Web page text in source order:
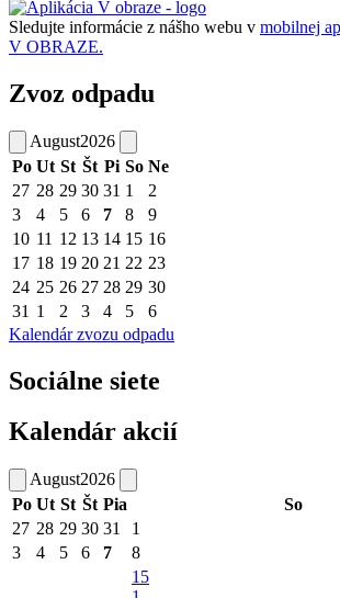
Sledujte informácie z nášho webu v mobilnej
V OBRAZE.
Zvoz odpadu
August2026
Po Ut St Št Pi So Ne
27 28 29 30 31 1
2
3
4 5 6 7 8
9
10 11 12 13 14 15 16
17 18 19 20 21 22 23
24 25 26 27 28 29 30
31 1 2 3 4 5
6
Kalendár zvozu odpadu
Sociálne siete
Kalendár akcií
August2026
Po Ut St Št Pia So
27 28 29 30 31 1
3
4 5 6 7 8
15